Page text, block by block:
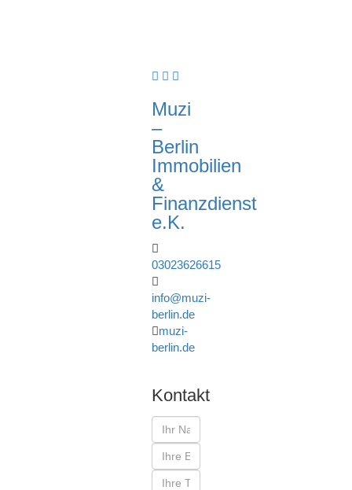
Muzi
–
Berlin
Immobilien
&
Finanzdienst
e.K.
03023626615
info@muzi-
berlin.de
muzi-
berlin.de
Kontakt